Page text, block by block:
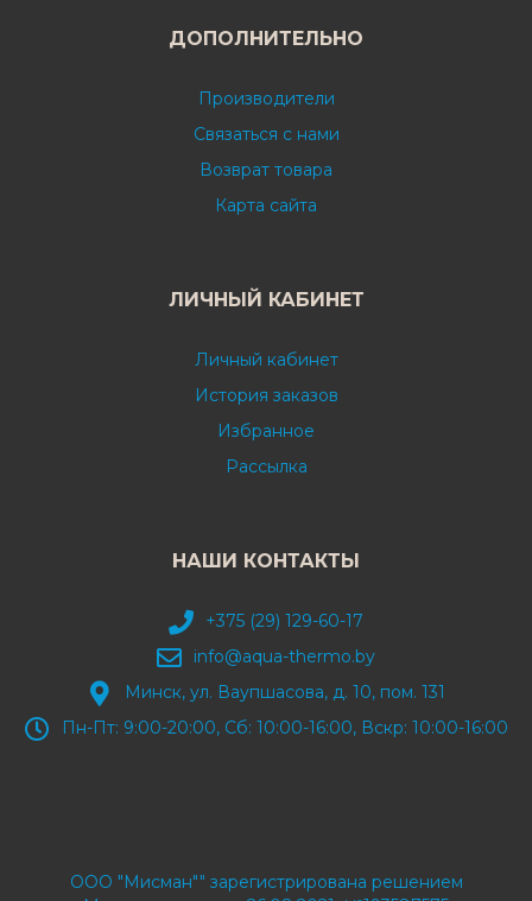
ДОПОЛНИТЕЛЬНО
Производители
Связаться с нами
Возврат товара
Карта сайта
ЛИЧНЫЙ КАБИНЕТ
Личный кабинет
История заказов
Избранное
Рассылка
НАШИ КОНТАКТЫ
+375 (29) 129-60-17
info@aqua-thermo.by
Минск, ул. Ваупшасова, д. 10, пом. 131
Пн-Пт: 9:00-20:00, Сб: 10:00-16:00, Вскр: 10:00-16:00
ООО "Мисман"" зарегистрирована решением